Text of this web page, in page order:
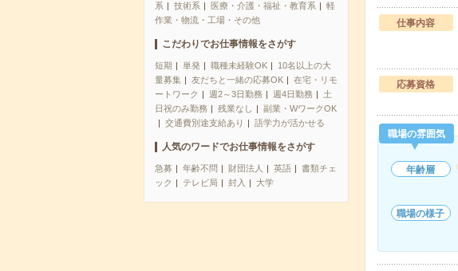
系
技術系 医療・介護・福祉・教育系
軽
作業・物流・工場・その他
こだわりでお仕事情報をさがす
短期 単発 職種未経験OK
10名以上の大
量募集
友だちと一緒の応募OK
在宅・リモ
ートワーク
週2～3日勤務 週4日勤務
土
日祝のみ勤務
残業なし
副業・WワークOK
交通費別途支給あり
語学力が活かせる
人気のワードでお仕事情報をさがす
急募 年齢不問 財団法人 英語
書類チェ
ック
テレビ局 封入 大学
仕事内容
応募資格
職場の雰囲気
年齢層
職場の様子